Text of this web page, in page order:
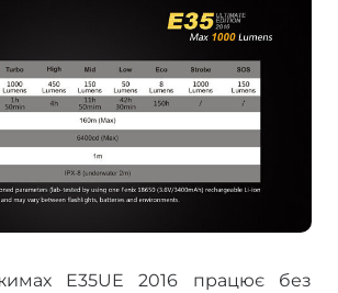
E35UE 2016 працює без